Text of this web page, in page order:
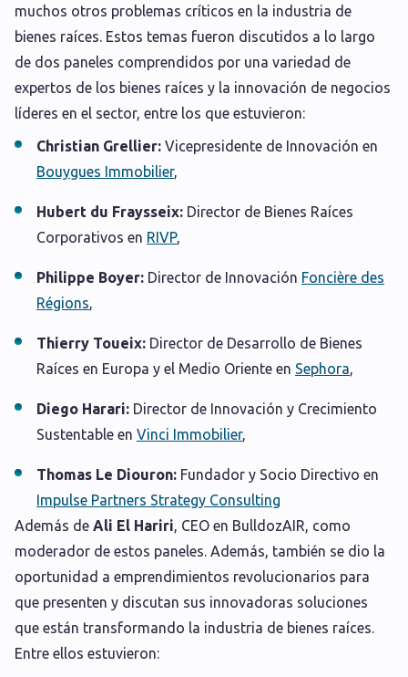
muchos otros problemas críticos en la industria de
bienes raíces. Estos temas fueron discutidos a lo largo
de dos paneles comprendidos por una variedad de
expertos de los bienes raíces y la innovación de negocios
líderes en el sector, entre los que estuvieron:
Christian Grellier: Vicepresidente de Innovación en
Bouygues Immobilier,
Hubert du Fraysseix: Director de Bienes Raíces
Corporativos en RIVP,
Philippe Boyer: Director de Innovación Foncière des
Régions,
Thierry Toueix: Director de Desarrollo de Bienes
Raíces en Europa y el Medio Oriente en Sephora,
Diego Harari: Director de Innovación y Crecimiento
Sustentable en Vinci Immobilier,
Thomas Le Diouron: Fundador y Socio Directivo en
Impulse Partners Strategy Consulting
Además de Ali El Hariri, CEO en BulldozAIR, como
moderador de estos paneles. Además, también se dio la
oportunidad a emprendimientos revolucionarios para
que presenten y discutan sus innovadoras soluciones
que están transformando la industria de bienes raíces.
Entre ellos estuvieron: